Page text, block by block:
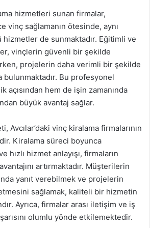
hizmetleri sunan firmalar,
vinç sağlamanın ötesinde, aynı
de sunmaktadır. Eğitimli ve
vinçlerin güvenli bir şekilde
projelerin daha verimli bir şekilde
bulunmaktadır. Bu profesyonel
açısından hem de işin zamanında
büyük avantaj sağlar.
Avcılar’daki vinç kiralama firmalarının
Kiralama süreci boyunca
hızlı hizmet anlayışı, firmaların
artırmaktadır. Müşterilerin
yanıt verebilmek ve projelerin
sağlamak, kaliteli bir hizmetin
Ayrıca, firmalar arası iletişim ve iş
olumlu yönde etkilemektedir.